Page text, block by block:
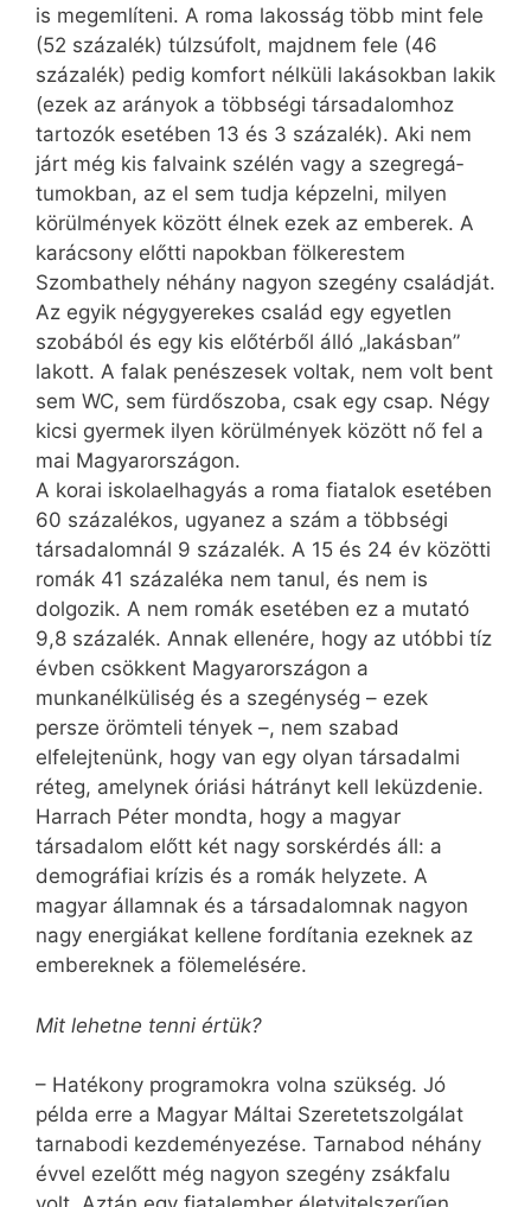
is megemlíteni. A roma lakosság több mint fele
(52 százalék) túlzsúfolt, majdnem fele (46
százalék) pedig komfort nélküli lakásokban lakik
(ezek az arányok a többségi társadalomhoz
tartozók esetében 13 és 3 százalék). Aki nem
járt még kis falvaink szélén vagy a szeg­re­gá­
tumokban, az el sem tudja képzelni, milyen
körülmények között élnek ezek az emberek. A
karácsony előtti napokban fölkerestem
Szombathely néhány nagyon szegény családját.
Az egyik négygyerekes család egy egyetlen
szobából és egy kis előtérből álló „lakásban”
lakott. A falak penészesek voltak, nem volt bent
sem WC, sem fürdőszoba, csak egy csap. Négy
kicsi gyermek ilyen körülmények között nő fel a
mai Magyarországon.
A korai iskolaelhagyás a roma fiatalok esetében
60 százalékos, ugyanez a szám a többségi
társadalomnál 9 százalék. A 15 és 24 év közötti
romák 41 százaléka nem tanul, és nem is
dolgozik. A nem romák esetében ez a mutató
9,8 százalék. Annak ellenére, hogy az utóbbi tíz
évben csökkent Magyarországon a
munkanélküliség és a szegénység – ezek
persze örömteli tények –, nem szabad
elfelejtenünk, hogy van egy olyan társadalmi
réteg, amelynek óriási hátrányt kell leküzdenie.
Harrach Péter mondta, hogy a magyar
társadalom előtt két nagy sorskérdés áll: a
demográfiai krízis és a romák helyzete. A
magyar államnak és a társadalomnak nagyon
nagy energiákat kellene fordítania ezeknek az
embereknek a fölemelésére.
Mit lehetne tenni értük?
– Hatékony programokra volna szükség. Jó
példa erre a Magyar Máltai Szeretetszolgálat
tarnabodi kezdeményezése. Tarnabod néhány
évvel ezelőtt még nagyon szegény zsákfalu